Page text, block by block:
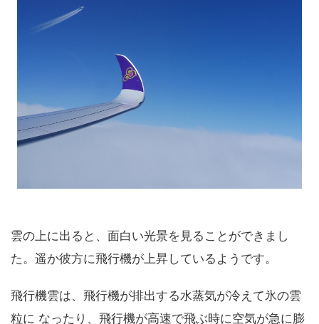
雲の上に出ると、面白い光景を見ることができまし
た。遥か彼方に飛行機が上昇しているようです。
飛行機雲は、飛行機が排出する水蒸気が冷えて氷の雲
粒に なったり、飛行機が高速で飛ぶ時に空気が急に膨